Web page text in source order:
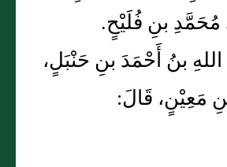
بنِ فُلَيْحٍ.
بنُ أَحْمَدَ بنِ حَنْبَلٍ،
مَعِيْنٍ، قَالَ: